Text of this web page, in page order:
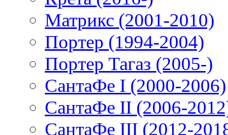
Матрикс (2001-2010)
Портер (1994-2004)
Портер Тагаз (2005-)
СантаФе I (2000-2006)
СантаФе II (2006-
СантаФе III (2012-